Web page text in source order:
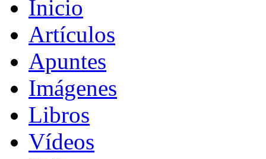
Inicio
Artículos
Apuntes
Imágenes
Libros
Vídeos